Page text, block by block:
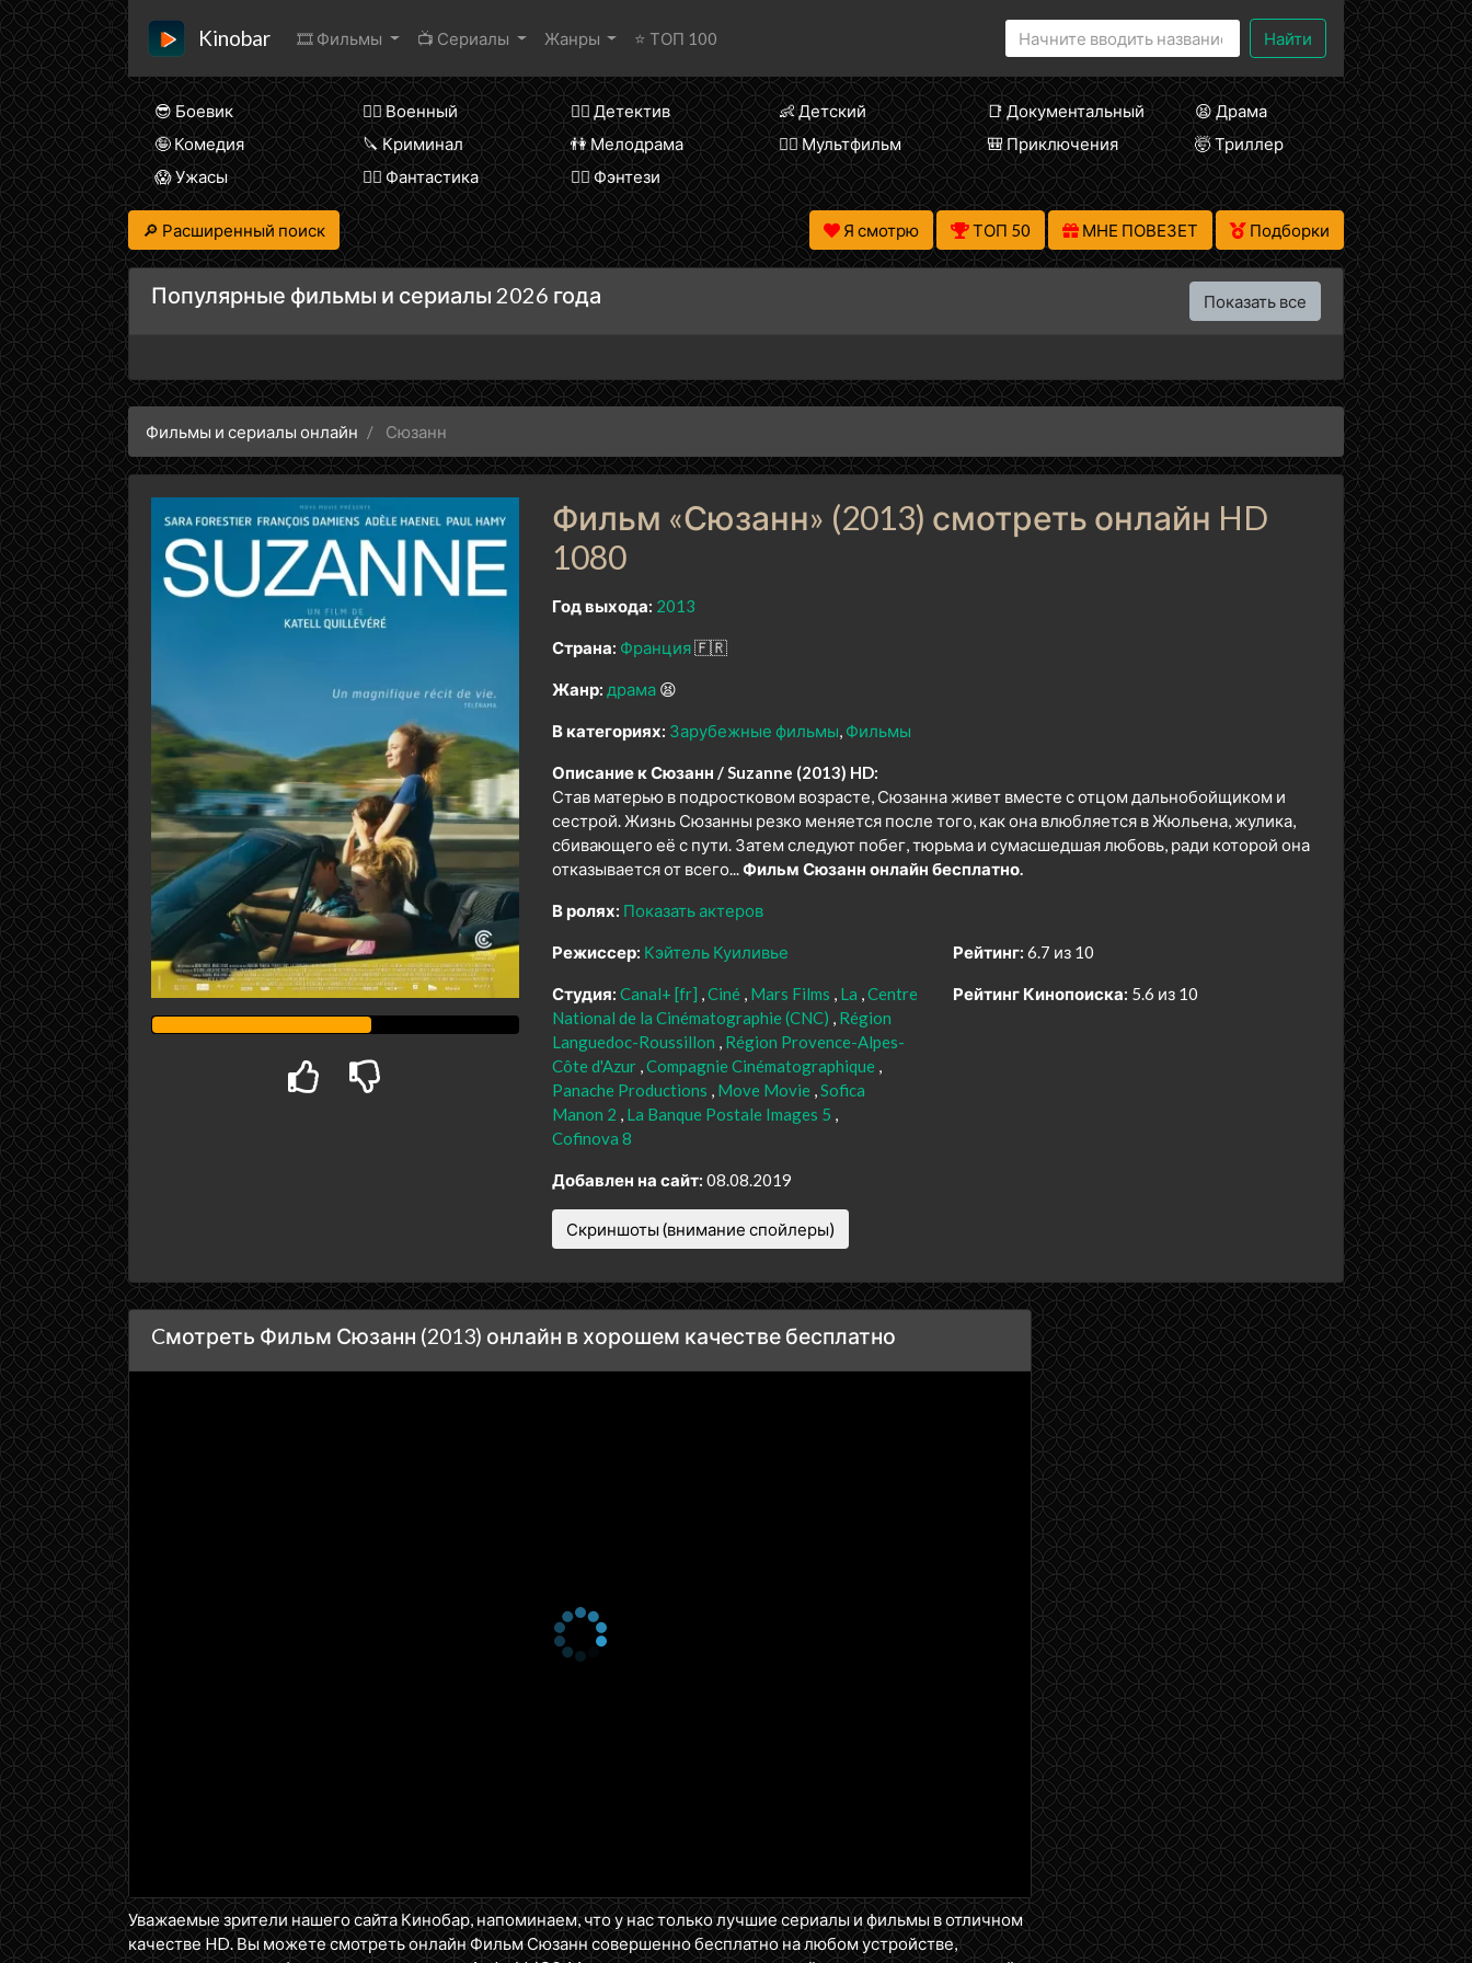
Kinobar 🎞 Фильмы 📺 Сериалы Жанры ⭐ ТОП 100 Найти
😎 Боевик 👨‍✈️ Военный 🕵️‍♂️ Детектив 👶 Детский 📑 Документальный
😫 Драма
🤪 Комедия
🔪 Криминал 👫 Мелодрама 🧚‍♀️ Мультфильм 🎒 Приключения
🤯 Триллер
😱 Ужасы
🧙‍♀️ Фантастика 🧝‍♂️ Фэнтези
🔎 Расширенный поиск Я смотрю ТОП 50 МНЕ ПОВЕЗЕТ Подборки
Популярные фильмы и сериалы 2026 года Показать все
Фильмы и сериалы онлайн Сюзанн
Фильм «Сюзанн» (2013) смотреть онлайн HD
1080
Год выхода: 2013
Страна: Франция🇫🇷
Жанр: драма 😫
В категориях: Зарубежные фильмы Фильмы
Описание к Сюзанн / Suzanne (2013) HD:
Став матерью в подростковом возрасте, Сюзанна живет вместе с отцом дальнобойщиком и
сестрой. Жизнь Сюзанны резко меняется после того, как она влюбляется в Жюльена, жулика,
сбивающего её с пути. Затем следуют побег, тюрьма и сумасшедшая любовь, ради которой она
отказывается от всего...Фильм Сюзанн онлайн бесплатно.
В ролях: Показать актеров
Режиссер: Кэйтель Куиливье
Студия: Canal+ [fr] Ciné Mars Films La Centre
National de la Cinématographie (CNC)
Région
Languedoc-Roussillon
Région Provence-Alpes-
Côte d'Azur Compagnie Cinématographique
Panache Productions
Move Movie Sofica
Manon 2
La Banque Postale Images 5
Cofinova 8
Рейтинг: 6.7 из 10
Рейтинг Кинопоиска: 5.6 из 10
Добавлен на сайт: 08.08.2019
Скриншоты (внимание спойлеры)
Cмотреть Фильм Сюзанн (2013) онлайн в хорошем качестве бесплатно
Уважаемые зрители нашего сайта Кинобар, напоминаем, что у нас только лучшие сериалы и фильмы в отличном
качестве HD. Вы можете смотреть онлайн Фильм Сюзанн совершенно бесплатно на любом устройстве,